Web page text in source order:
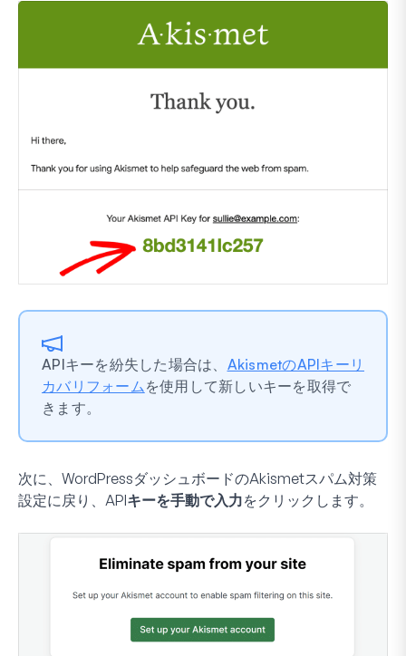
APIキーを紛失した場合は、 AkismetのAPIキーリ
カバリフォーム を使用して新しいキーを取得で
きます。
次に、WordPressダッシュボードのAkismetスパム対策
設定に戻り、 APIキーを手動で入力をクリックします。